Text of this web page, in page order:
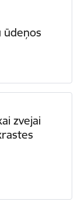
ūdeņos
zvejai